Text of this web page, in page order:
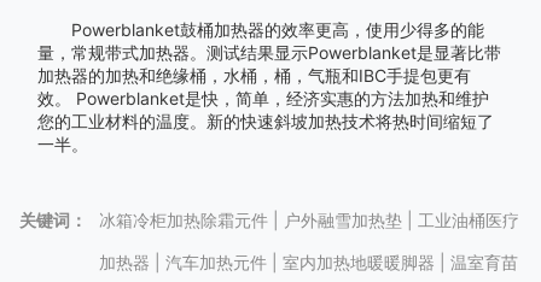
Powerblanket鼓桶加热器的效率更高，使用少得多的能
量，常规带式加热器。测试结果显示Powerblanket是显著比带
加热器的加热和绝缘桶，水桶，桶，气瓶和IBC手提包更有
效。 Powerblanket是快，简单，经济实惠的方法加热和维护
您的工业材料的温度。新的快速斜坡加热技术将热时间缩短了
一半。
关键词： 冰箱冷柜加热除霜元件 | 户外融雪加热垫 | 工业油桶医疗
加热器 | 汽车加热元件 | 室内加热地暖暖脚器 | 温室育苗